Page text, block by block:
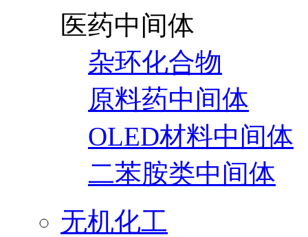
医药中间体
杂环化合物
原料药中间体
OLED材料中间体
二苯胺类中间体
无机化工